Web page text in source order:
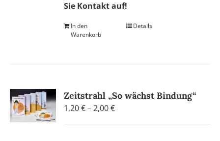
Sie Kontakt auf!
In den
Warenkorb
Details
Zeitstrahl „So wächst Bindung“
1,20€–2,00€Preisspanne: